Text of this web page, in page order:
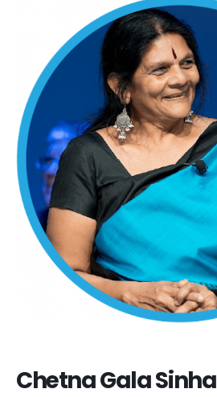
Chetna Gala Sinha